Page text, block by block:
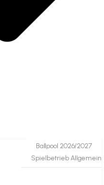
Ballpool 2026/2027
Spielbetrieb Allgemein